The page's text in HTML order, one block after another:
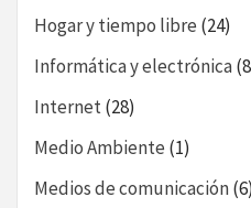
Hogar y tiempo libre (24)
Informática y electrónica
Internet(28)
Medio Ambiente (1)
Medios de comunicación(6)